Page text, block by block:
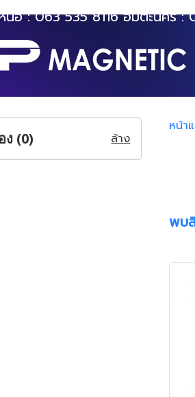
หนือ :063 535 8116อมตะนคร :
หน้า
พบ
ง (0) ล้าง